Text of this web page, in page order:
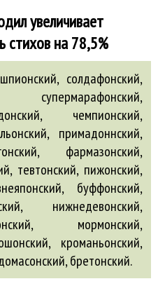
увеличивает
стихов на 78,5%
солдафонский,
супермарафонский,
чемпионский,
примадоннский,
фармазонский,
тевтонский, пижонский,
, буффонский,
, нижнедевонский,
, мормонский,
, кроманьонский,
,бретонский.